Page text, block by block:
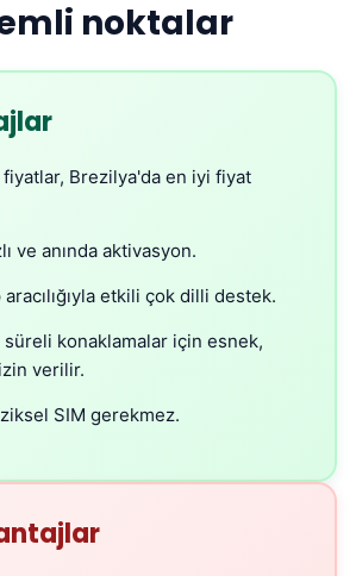
noktalar
Brezilya'da en iyi fiyat
ve anında aktivasyon.
etkili çok dilli destek.
süreli konaklamalar için esnek,
verilir.
SIM gerekmez.